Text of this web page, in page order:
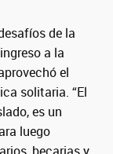
de la
a la
el
solitaria. “El
es un
luego